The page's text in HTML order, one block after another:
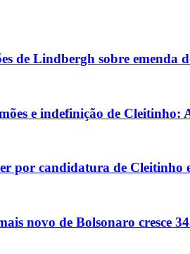
de Lindbergh sobre emenda
e indefinição de Cleitinho:
por candidatura de Cleitinho
novo de Bolsonaro cresce